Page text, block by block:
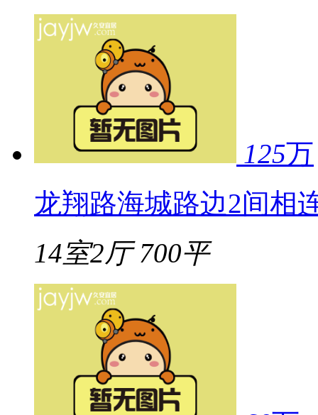
125万
龙翔路海城路边2间相
14室2厅 700平